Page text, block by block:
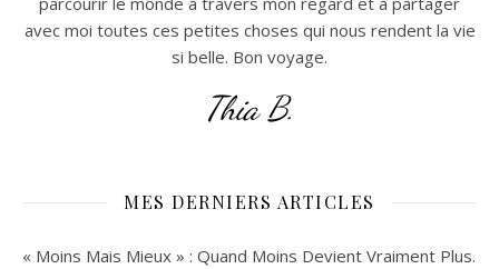
avec moi toutes ces petites choses qui nous rendent la vie
si belle. Bon voyage.
Thia B.
MES DERNIERS ARTICLES
« Moins Mais Mieux » : Quand Moins Devient Vraiment Plus.